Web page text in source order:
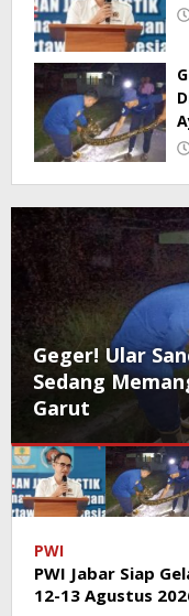
Pemerintah
Ingatkan
Poros
Garut
PWI
PWI Jabar Siap
12-13 Agustus